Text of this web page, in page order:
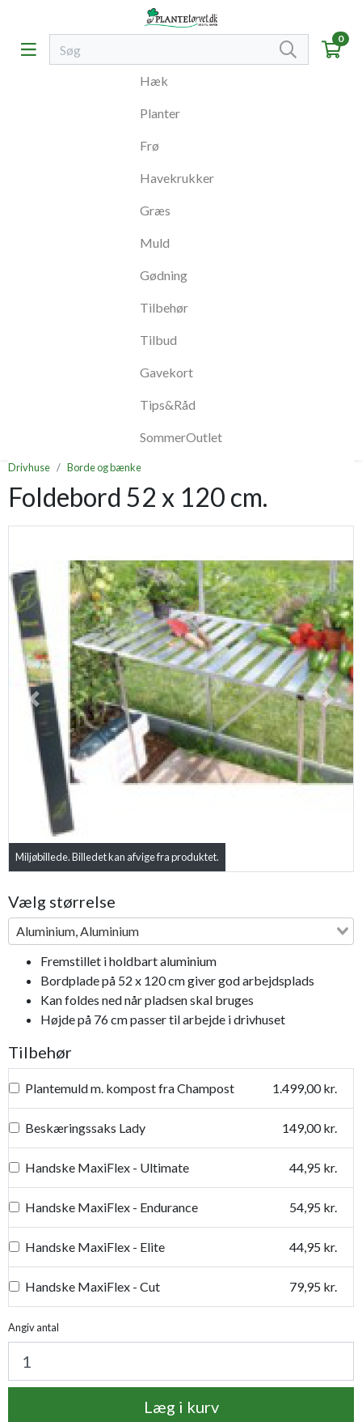
0
Hæk
Planter
Frø
Havekrukker
Græs
Muld
Gødning
Tilbehør
Tilbud
Gavekort
Tips&Råd
SommerOutlet
Drivhuse Borde og bænke
Foldebord 52 x 120 cm.
Miljøbillede. Billedet kan afvige fra produktet.
Previous Next
Vælg størrelse
Aluminium, Aluminium
Fremstillet i holdbart aluminium
Bordplade på 52 x 120 cm giver god arbejdsplads
Kan foldes ned når pladsen skal bruges
Højde på 76 cm passer til arbejde i drivhuset
Tilbehør
Plantemuld m. kompost fra Champost 1.499,00 kr.
Beskæringssaks Lady 149,00 kr.
Handske MaxiFlex - Ultimate 44,95 kr.
Handske MaxiFlex - Endurance 54,95 kr.
Handske MaxiFlex - Elite 44,95 kr.
Handske MaxiFlex - Cut 79,95 kr.
Handske MaxiDry
Plantetorvets grønne vandingspose 75 liter
Angiv antal
Læg i kurv